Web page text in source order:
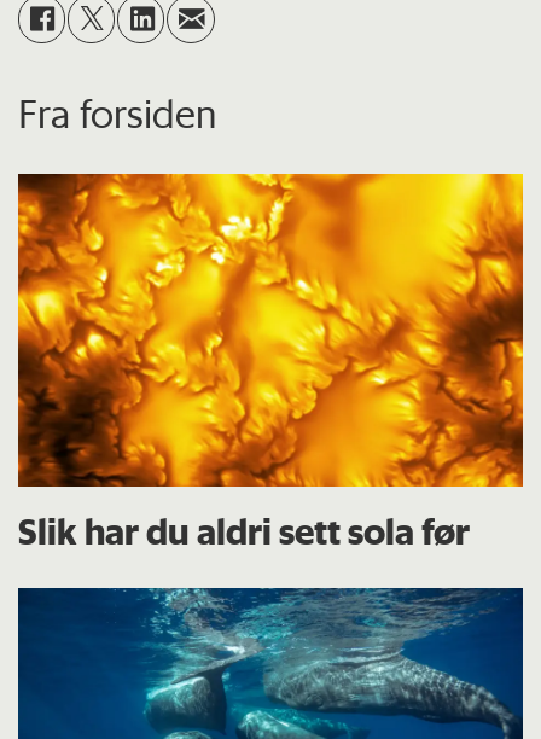
Fra forsiden
Slik har du aldri sett sola før